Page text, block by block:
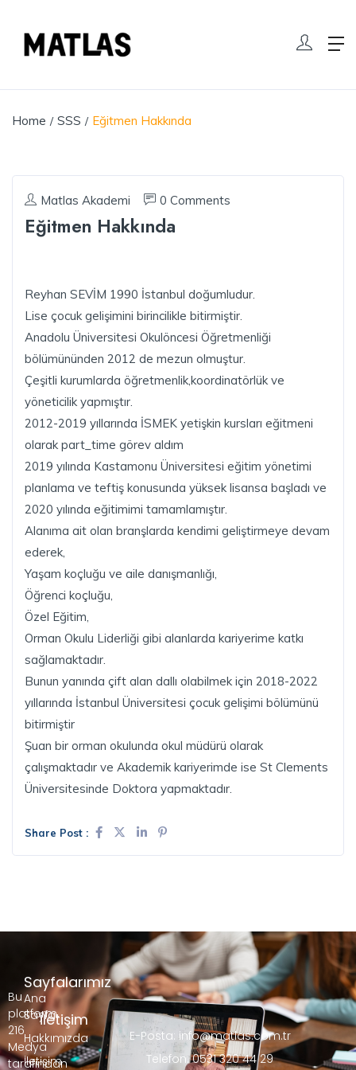
Home SSS Eğitmen Hakkında
Matlas Akademi 0 Comments
Eğitmen Hakkında
Reyhan SEVİM 1990 İstanbul doğumludur.
Lise çocuk gelişimini birincilikle bitirmiştir.
Anadolu Üniversitesi Okulöncesi Öğretmenliği
bölümününden 2012 de mezun olmuştur.
Çeşitli kurumlarda öğretmenlik,koordinatörlük ve
yöneticilik yapmıştır.
2012-2019 yıllarında İSMEK yetişkin kursları eğitmeni
olarak part_time görev aldım
2019 yılında Kastamonu Üniversitesi eğitim yönetimi
planlama ve teftiş konusunda yüksek lisansa başladı ve
2020 yılında eğitimimi tamamlamıştır.
Alanıma ait olan branşlarda kendimi geliştirmeye devam
ederek,
Yaşam koçluğu ve aile danışmanlığı,
Öğrenci koçluğu,
Özel Eğitim,
Orman Okulu Liderliği gibi alanlarda kariyerime katkı
sağlamaktadır.
Bunun yanında çift alan dallı olabilmek için 2018-2022
yıllarında İstanbul Üniversitesi çocuk gelişimi bölümünü
bitirmiştir
Şuan bir orman okulunda okul müdürü olarak
çalışmaktadır ve Akademik kariyerimde ise St Clements
Üniversitesinde Doktora yapmaktadır.
Share Post :
Bu
platform,
216
Medya
tarafından
Sayfalarımız
Ana
Sayfa
Hakkımızda
İletişim
İletişim
E-Posta: info@matlas.com.tr
Telefon: 0531 320 44 29